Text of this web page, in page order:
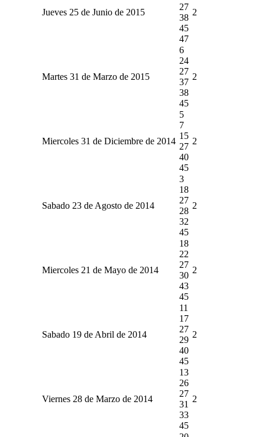
Jueves 25 de Junio de 2015
27
38
45
47
2
Martes 31 de Marzo de 2015
6
24
27
37
38
45
2
Miercoles 31 de Diciembre de 2014
5
7
15
27
40
45
2
Sabado 23 de Agosto de 2014
3
18
27
28
32
45
2
Miercoles 21 de Mayo de 2014
18
22
27
30
43
45
2
Sabado 19 de Abril de 2014
11
17
27
29
40
45
2
Viernes 28 de Marzo de 2014
13
26
27
31
33
45
2